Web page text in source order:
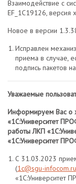
Взаимодействие с
EF_1C19126, версия
Новое в версии
Исправлен
приема в случае,
подпись пакетов
Уважаемые
Информируем Вас о
«1С:Университет
работы ЛКП
«1С:Университет
С 31.03.2023
(1с@sgu-infocom.ru
«1С:Университет